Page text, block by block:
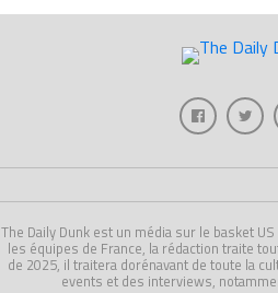
The Daily Dunk est un média sur le basket
les équipes de France, la rédaction traite
de 2025, il traitera dorénavant de toute la
events et des interviews,